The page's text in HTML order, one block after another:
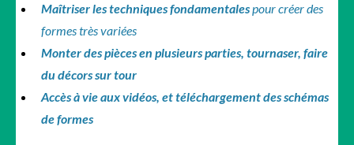
Maîtriser les techniques fondamentalespour créer des
formes très variées
Monter des pièces en plusieurs parties, tournaser, faire
du décors sur tour
Accès à vie aux vidéos, et téléchargement des schémas
de formes